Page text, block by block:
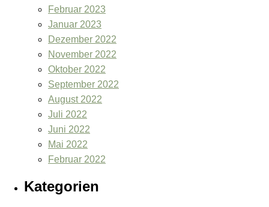
Februar 2023
Januar 2023
Dezember 2022
November 2022
Oktober 2022
September 2022
August 2022
Juli 2022
Juni 2022
Mai 2022
Februar 2022
Kategorien